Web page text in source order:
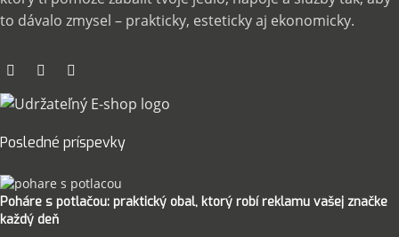
to dávalo zmysel – prakticky, esteticky aj ekonomicky.
Posledné príspevky
Poháre s potlačou: praktický obal, ktorý robí reklamu vašej značke
každý deň